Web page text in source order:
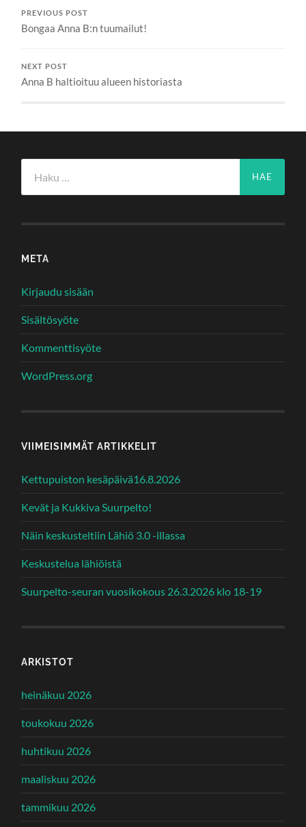
PREVIOUS POST
Bongaa Anna B:n tuumailut!
NEXT POST
Anna B haltioituu alueen historiasta
META
Kirjaudu sisään
Sisältösyöte
Kommenttisyöte
WordPress.org
VIIMEISIMMÄT ARTIKKELIT
Kettupuiston kesäpäivä16.8.2026
Kevät ja Kukkiva Suurpelto!
Näin keskusteltiin Lähiö 3.0 -illassa
Keskustelua lähiöistä
Suurpelto-seuran vuosikokous 26.3.2026 klo 18-19
ARKISTOT
heinäkuu 2026
toukokuu 2026
huhtikuu 2026
maaliskuu 2026
tammikuu 2026